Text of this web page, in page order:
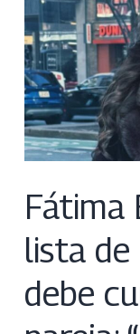
Fátima
lista de
debe